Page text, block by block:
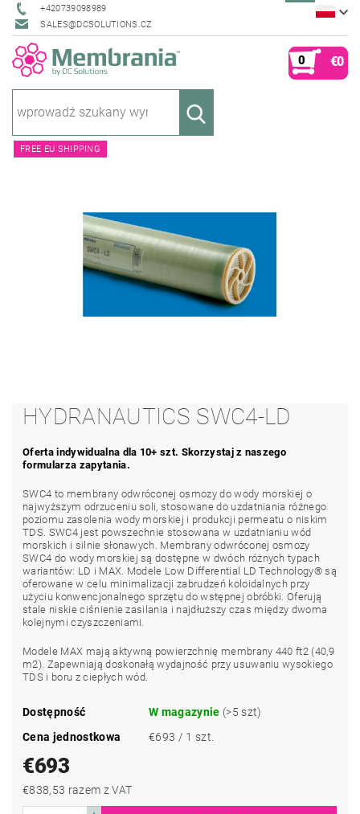
+420739098989
SALES@DCSOLUTIONS.CZ
0 €0
FREE EU SHIPPING
HYDRANAUTICS SWC4-LD
Oferta indywidualna dla 10+ szt. Skorzystaj z naszego
formularza zapytania.
SWC4 to membrany odwróconej osmozy do wody morskiej o
najwyższym odrzuceniu soli, stosowane do uzdatniania różnego
poziomu zasolenia wody morskiej i produkcji permeatu o niskim
TDS. SWC4 jest powszechnie stosowana w uzdatnianiu wód
morskich i silnie słonawych. Membrany odwróconej osmozy
SWC4 do wody morskiej są dostępne w dwóch różnych typach
wariantów: LD i MAX. Modele Low Differential LD Technology® są
oferowane w celu minimalizacji zabrudzeń koloidalnych przy
użyciu konwencjonalnego sprzętu do wstępnej obróbki. Oferują
stale niskie ciśnienie zasilania i najdłuższy czas między dwoma
kolejnymi czyszczeniami.
Modele MAX mają aktywną powierzchnię membrany 440 ft2 (40,9
m2). Zapewniają doskonałą wydajność przy usuwaniu wysokiego
TDS i boru z ciepłych wód.
Dostępność W magazynie (>5 szt)
Cena jednostkowa
€693 / 1 szt.
€693
€838,53 razem z VAT